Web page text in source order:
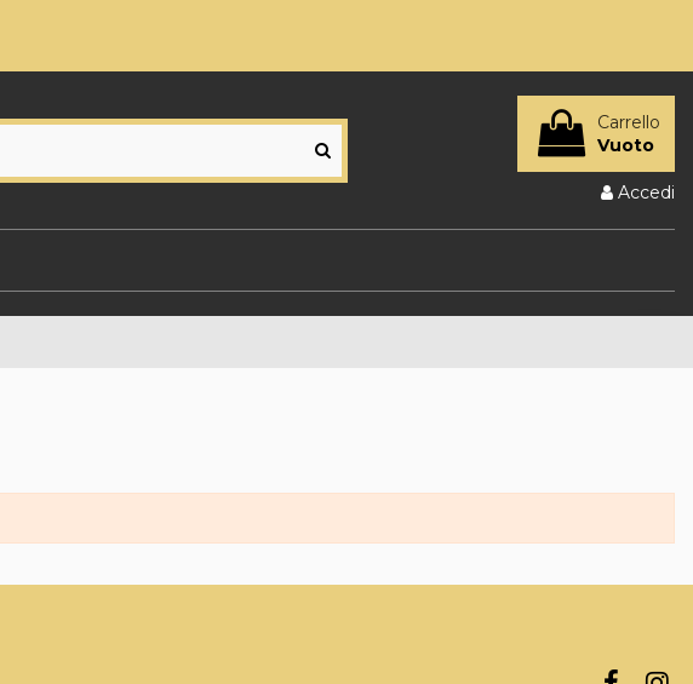
Carrello
Vuoto
Accedi